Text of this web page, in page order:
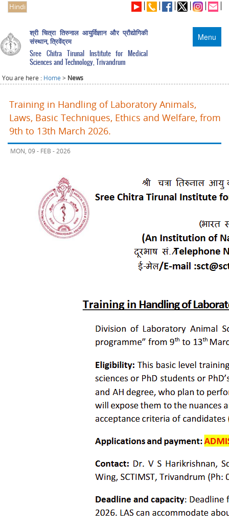
Hindi
Menu
श्री चित्रा तिरुनाल आयुर्विज्ञान और प्रौद्योगिकी
संस्थान, त्रिवेंद्रम
Sree Chitra Tirunal Institute for Medical
Sciences and Technology, Trivandrum
You are here : Home > News
Training in Handling of Laboratory Animals,
Laws, Basic Techniques, Ethics and Welfare, from
9th to 13th March 2026.
MON, 09 - FEB - 2026